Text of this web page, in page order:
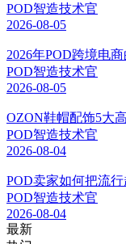
POD智造技术官
2026-08-05
2026年POD跨境电
POD智造技术官
2026-08-05
OZON鞋帽配饰5大
POD智造技术官
2026-08-04
POD卖家如何把流
POD智造技术官
2026-08-04
最新